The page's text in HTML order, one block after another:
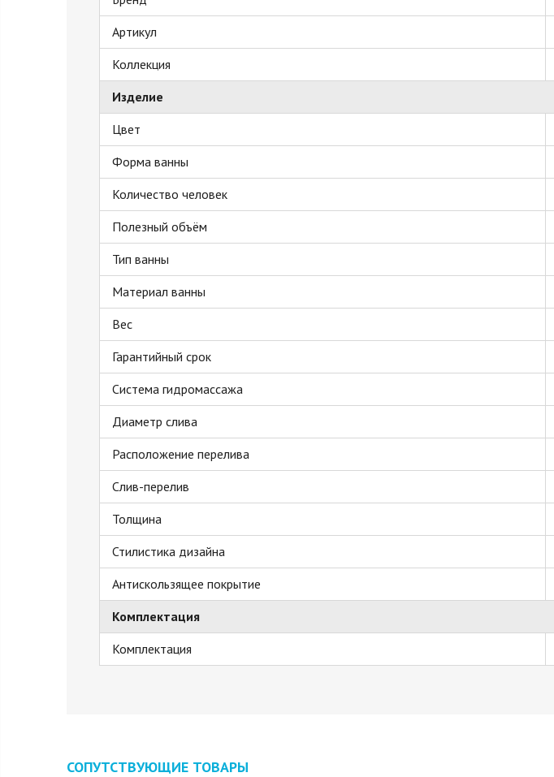
Артикул
Коллекция
Изделие
Цвет
Форма ванны
Количество человек
Полезный объём
Тип ванны
Материал ванны
Вес
Гарантийный срок
Система гидромассажа
Диаметр слива
Расположение перелива
Слив-перелив
Толщина
Стилистика дизайна
Антискользящее покрытие
Комплектация
Комплектация
СОПУТСТВУЮЩИЕ ТОВАРЫ